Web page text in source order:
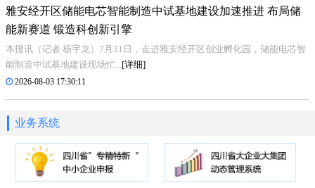
雅安经开区储能电芯智能制造中试基地建设加速推进 布局储
能新赛道 锻造科创新引擎
本报讯（记者 杨宇龙）7月31日，走进雅安经开区创业孵化园，储能电芯智
能制造中试基地建设现场忙... [详细]
2026-08-03 17:30:11
业务系统